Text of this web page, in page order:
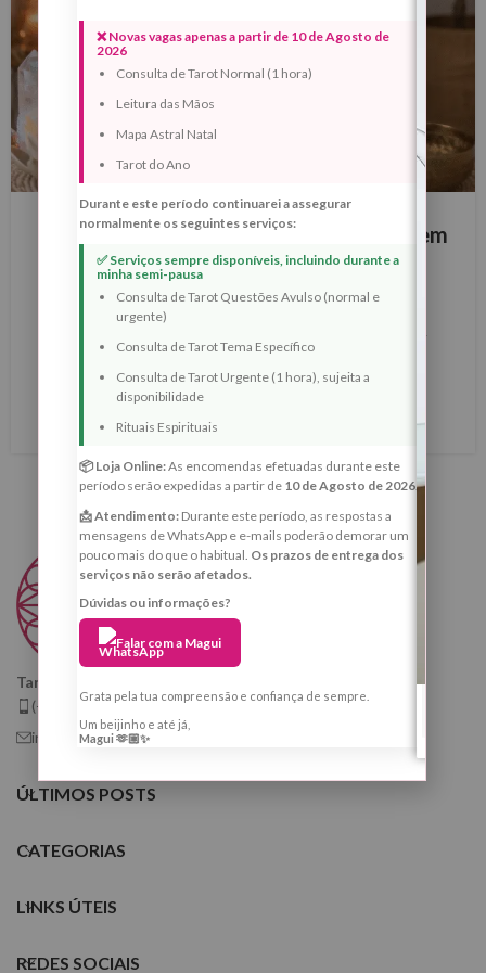
21 de Junho – Ritual da Lua Crescente em
Balança (Harmonia e Reequilíbrio)
Margarida Fernandes 0
Lua Crescente em Balança e Solstício de Verão 2026 —
Ritual de Harmonia, Reciprocidade e Reequilíbrio dos
Caminhos
LER MAIS
Taróloga, Cartomante e Quiróloga
(+351) 925 799 410
info@tarologamargaridafernandes.com
ÚLTIMOS POSTS
CATEGORIAS
LINKS ÚTEIS
REDES SOCIAIS
❌ Novas vagas apenas a partir de 10 de Agosto de
2026
Consulta de Tarot Normal (1 hora)
Leitura das Mãos
Mapa Astral Natal
Tarot do Ano
Durante este período continuarei a assegurar
normalmente os seguintes serviços:
✅ Serviços sempre disponíveis, incluindo durante a
minha semi-pausa
Consulta de Tarot Questões Avulso (normal e
urgente)
Consulta de Tarot Tema Específico
Consulta de Tarot Urgente (1 hora), sujeita a
disponibilidade
Rituais Espirituais
📦 Loja Online:As encomendas efetuadas durante este
período serão expedidas a partir de 10 de Agosto de 2026.
📩 Atendimento:Durante este período, as respostas a
mensagens de WhatsApp e e-mails poderão demorar um
pouco mais do que o habitual. Os prazos de entrega dos
serviços não serão afetados.
Dúvidas ou informações?
Falar com a Magui
Grata pela tua compreensão e confiança de sempre.
Um beijinho e até já,
Magui 🫶🏼✨